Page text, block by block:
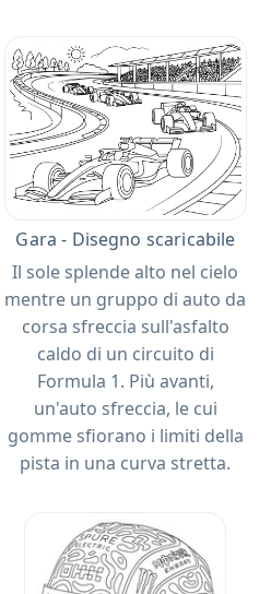
Gara - Disegno scaricabile
Il sole splende alto nel cielo
mentre un gruppo di auto da
corsa sfreccia sull'asfalto
caldo di un circuito di
Formula 1. Più avanti,
un'auto sfreccia, le cui
gomme sfiorano i limiti della
pista in una curva stretta.